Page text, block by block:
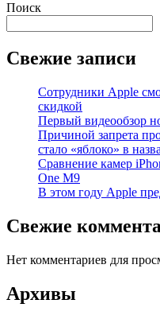
Поиск
Свежие записи
Сотрудники Apple
скидкой
Первый видеообзор
Причиной запрета
стало «яблоко» в
Cравнение камер
One M9
В этом году Apple
Свежие
Нет комментариев для
Архивы